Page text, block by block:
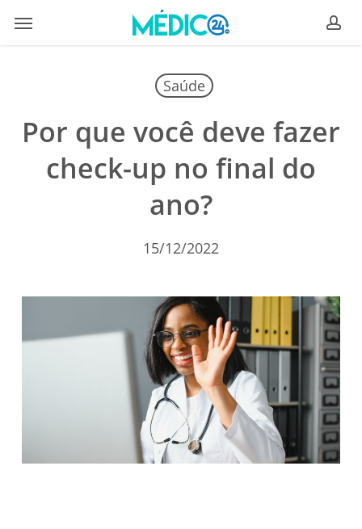
Menu
Saúde
Por que você deve fazer
check-up no final do
ano?
15/12/2022